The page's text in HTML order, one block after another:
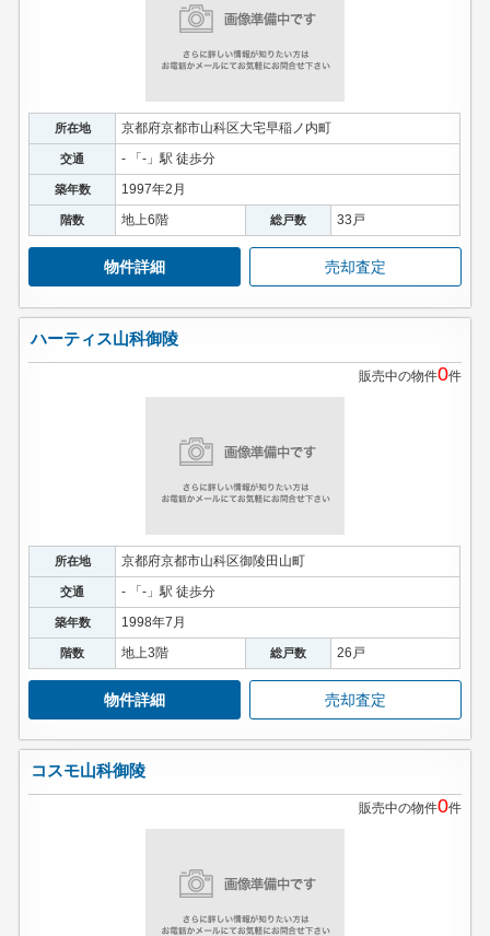
所在地 京都府京都市山科区大宅早稲ノ内町
交通 - 「-」駅 徒歩分
築年数 1997年2月
階数 地上6階 総戸数 33戸
物件詳細 売却査定
ハーティス山科御陵
販売中の物件0件
所在地 京都府京都市山科区御陵田山町
交通 - 「-」駅 徒歩分
築年数 1998年7月
階数 地上3階 総戸数 26戸
物件詳細 売却査定
コスモ山科御陵
販売中の物件0件